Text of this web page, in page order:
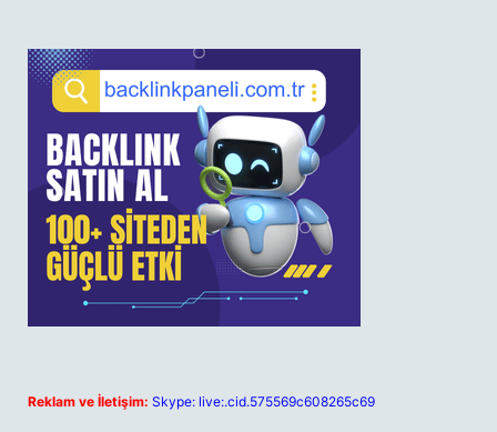
Reklam ve İletişim: Skype: live:.cid.575569c608265c69